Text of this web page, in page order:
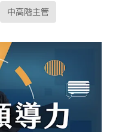
中高階主管